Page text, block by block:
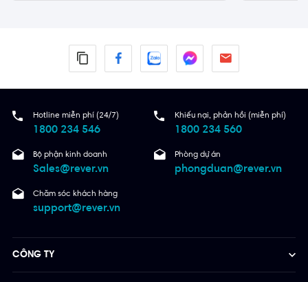
Hotline miễn phí (24/7)
1800 234 546
Khiếu nại, phản hồi (miễn phí)
1800 234 560
Bộ phận kinh doanh
Sales@rever.vn
Phòng dự án
phongduan@rever.vn
Chăm sóc khách hàng
support@rever.vn
CÔNG TY